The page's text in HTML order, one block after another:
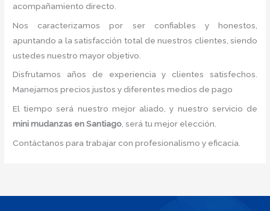
acompañamiento directo.
Nos caracterizamos por ser confiables y honestos,
apuntando a la satisfacción total de nuestros clientes, siendo
ustedes nuestro mayor objetivo.
Disfrutamos años de experiencia y clientes satisfechos.
Manejamos precios justos y diferentes medios de pago
El tiempo será nuestro mejor aliado, y nuestro servicio de
mini mudanzas en Santiago, será tu mejor elección.
Contáctanos para trabajar con profesionalismo y eficacia.